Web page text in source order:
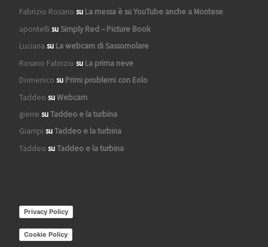
Fabrizio Rosano su La messa è su YouTube anche a Montese
apontelli suSimply Red – Picture Book
Luciana su La webcam di Sassomolare
Rosano Fabrizio su La prima neve
Domenico su Primi problemi con Eolo
Taddeo suWebcam
gierre suTaddeo e la turbina
Giampi suTaddeo e la turbina
Taddeo suTaddeo e la turbina
Privacy Policy
Cookie Policy